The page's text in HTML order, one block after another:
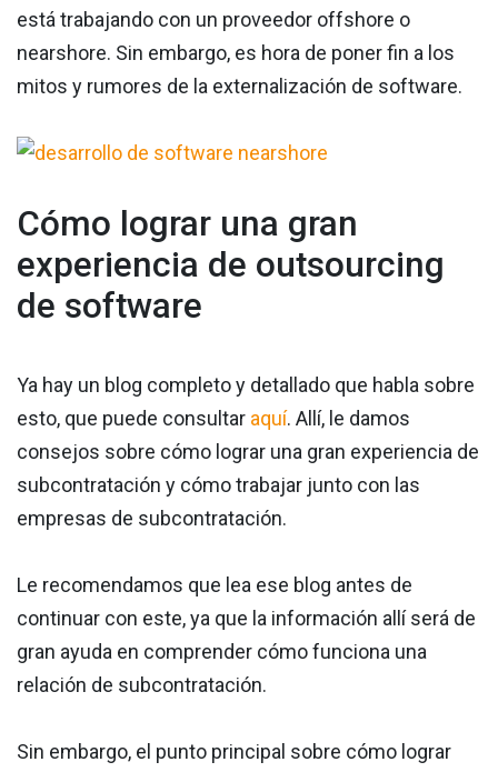
está trabajando con un proveedor offshore o
nearshore. Sin embargo, es hora de poner fin a los
mitos y rumores de la externalización de software.
Cómo lograr una gran
experiencia de outsourcing
de software
Ya hay un blog completo y detallado que habla sobre
esto, que puede consultar aquí. Allí, le damos
consejos sobre cómo lograr una gran experiencia de
subcontratación y cómo trabajar junto con las
empresas de subcontratación.
Le recomendamos que lea ese blog antes de
continuar con este, ya que la información allí será de
gran ayuda en comprender cómo funciona una
relación de subcontratación.
Sin embargo, el punto principal sobre cómo lograr